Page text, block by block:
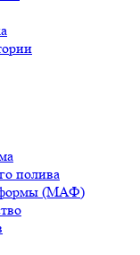
полива
формы (МАФ)